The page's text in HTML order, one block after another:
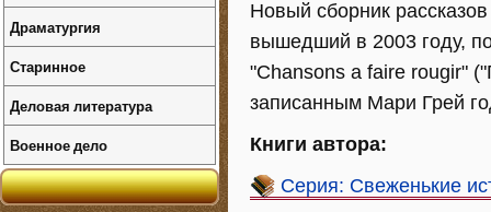
Новый сборник
вышедший в 2003 году,
"Chansons a faire rougir"
записанным Мари Грей
Книги автора:
Серия: Свеженькие
Драматургия
Старинное
Деловая литература
Военное дело